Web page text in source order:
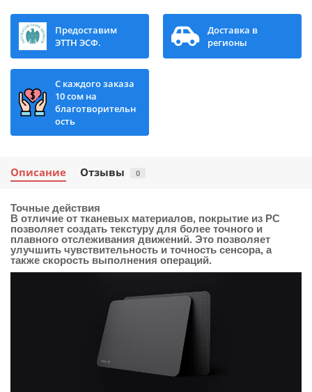
Предоставим
ЭТТН ЭСФ.
Доставка в
регионы
С каждого заказа
10 сом на
благотворительн
ость
Описание Отзывы 0
Точные действия
В отличие от тканевых материалов, покрытие из PC
позволяет создать текстуру для более точного и
плавного отслеживания движений. Это позволяет
улучшить чувствительность и точность сенсора, а
также скорость выполнения операций.